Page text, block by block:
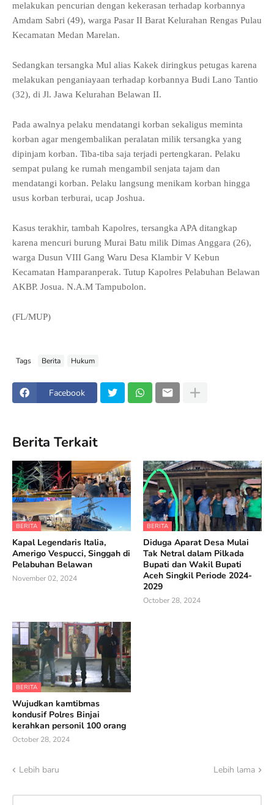
melakukan pencurian dengan kekerasan terhadap korbannya
Amdam Sabri (49), warga Pasar II Barat Kelurahan Rengas Pulau
Kecamatan Medan Marelan.
Sedangkan tersangka Mul alias Kakek diringkus petugas karena
melakukan penganiayaan terhadap korbannya Budi Lano Tantio
(32), di Jl. Jawa Kelurahan Belawan II.
Pada awalnya pelaku mendatangi korban sekaligus meminta
korban agar mengembalikan peralatan milik tersangka yang
dipinjam korban. Tiba-tiba saja terjadi pertengkaran. Pelaku
sempat pulang ke rumah mengambil senjata tajam dan
mendatangi korban. Pelaku langsung menikam korban hingga
usus korban terburai, ucap Joshua.
Kasus terakhir, tambah Kapolres, tersangka APA ditangkap
karena mencuri burung Murai Batu milik Dimas Anggara (26),
warga Dusun VIII Gang Waru Desa Klambir V Kebun
Kecamatan Hamparanperak. Tutup Kapolres Pelabuhan Belawan
AKBP. Josua. N.A.M Tampubolon.
(FL/MUP)
Tags Berita Hukum
Facebook
Berita Terkait
BERITA
Kapal Legendaris Italia,
Amerigo Vespucci, Singgah di
Pelabuhan Belawan
November 02, 2024
BERITA
Diduga Aparat Desa Mulai
Tak Netral dalam Pilkada
Bupati dan Wakil Bupati
Aceh Singkil Periode 2024-
2029
October 28, 2024
BERITA
Wujudkan kamtibmas
kondusif Polres Binjai
kerahkan personil 100 orang
October 28, 2024
Lebih baru Lebih lama